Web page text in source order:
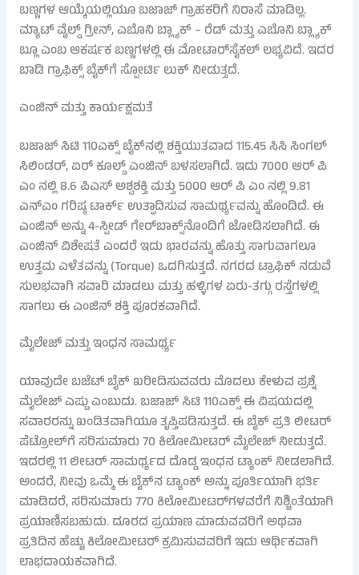
ಬಣ್ಣಗಳ ಆಯ್ಕೆಯಲ್ಲಿಯೂ ಬಜಾಜ್ ಗ್ರಾಹಕರಿಗೆ ನಿರಾಸೆ ಮಾಡಿಲ್ಲ.
ಮ್ಯಾಟ್ ವೈಲ್ಡ್ ಗ್ರೀನ್, ಎಬೊನಿ ಬ್ಲ್ಯಾಕ್ – ರೆಡ್ ಮತ್ತು ಎಬೊನಿ ಬ್ಲ್ಯಾಕ್
ಬ್ಲೂ ಎಂಬ ಆಕರ್ಷಕ ಬಣ್ಣಗಳಲ್ಲಿ ಈ ಮೋಟಾರ್‌ಸೈಕಲ್ ಲಭ್ಯವಿದೆ. ಇದರ
ಬಾಡಿ ಗ್ರಾಫಿಕ್ಸ್ ಬೈಕ್‌ಗೆ ಸ್ಪೋರ್ಟಿ ಲುಕ್ ನೀಡುತ್ತದೆ.
ಎಂಜಿನ್ ಮತ್ತು ಕಾರ್ಯಕ್ಷಮತೆ
ಬಜಾಜ್ ಸಿಟಿ 110ಎಕ್ಸ್ ಬೈಕ್‌ನಲ್ಲಿ ಶಕ್ತಿಯುತವಾದ 115.45 ಸಿಸಿ ಸಿಂಗಲ್
ಸಿಲಿಂಡರ್, ಏರ್ ಕೂಲ್ಡ್ ಎಂಜಿನ್ ಬಳಸಲಾಗಿದೆ. ಇದು 7000 ಆರ್ ಪಿ
ಎಂ ನಲ್ಲಿ 8.6 ಪಿಎಸ್ ಅಶ್ವಶಕ್ತಿ ಮತ್ತು 5000 ಆರ್ ಪಿ ಎಂ ನಲ್ಲಿ 9.81
ಎನ್ಎಂ ಗರಿಷ್ಠ ಟಾರ್ಕ್ ಉತ್ಪಾದಿಸುವ ಸಾಮರ್ಥ್ಯವನ್ನು ಹೊಂದಿದೆ. ಈ
ಎಂಜಿನ್ ಅನ್ನು 4-ಸ್ಪೀಡ್ ಗೇರ್‌ಬಾಕ್ಸ್‌ನೊಂದಿಗೆ ಜೋಡಿಸಲಾಗಿದೆ. ಈ
ಎಂಜಿನ್ ವಿಶೇಷತೆ ಎಂದರೆ ಇದು ಭಾರವನ್ನು ಹೊತ್ತು ಸಾಗುವಾಗಲೂ
ಉತ್ತಮ ಎಳೆತವನ್ನು (Torque) ಒದಗಿಸುತ್ತದೆ. ನಗರದ ಟ್ರಾಫಿಕ್ ನಡುವೆ
ಸುಲಭವಾಗಿ ಸವಾರಿ ಮಾಡಲು ಮತ್ತು ಹಳ್ಳಿಗಳ ಏರು-ತಗ್ಗು ರಸ್ತೆಗಳಲ್ಲಿ
ಸಾಗಲು ಈ ಎಂಜಿನ್ ಶಕ್ತಿ ಪೂರಕವಾಗಿದೆ.
ಮೈಲೇಜ್ ಮತ್ತು ಇಂಧನ ಸಾಮರ್ಥ್ಯ
ಯಾವುದೇ ಬಜೆಟ್ ಬೈಕ್ ಖರೀದಿಸುವವರು ಮೊದಲು ಕೇಳುವ ಪ್ರಶ್ನೆ
ಮೈಲೇಜ್ ಎಷ್ಟು ಎಂಬುದು. ಬಜಾಜ್ ಸಿಟಿ 110ಎಕ್ಸ್ ಈ ವಿಷಯದಲ್ಲಿ
ಸವಾರರನ್ನು ಖಂಡಿತವಾಗಿಯೂ ತೃಪ್ತಿಪಡಿಸುತ್ತದೆ. ಈ ಬೈಕ್ ಪ್ರತಿ ಲೀಟರ್
ಪೆಟ್ರೋಲ್‌ಗೆ ಸರಿಸುಮಾರು 70 ಕಿಲೋಮೀಟರ್ ಮೈಲೇಜ್ ನೀಡುತ್ತದೆ.
ಇದರಲ್ಲಿ 11 ಲೀಟರ್ ಸಾಮರ್ಥ್ಯದ ದೊಡ್ಡ ಇಂಧನ ಟ್ಯಾಂಕ್ ನೀಡಲಾಗಿದೆ.
ಅಂದರೆ, ನೀವು ಒಮ್ಮೆ ಈ ಬೈಕ್‌ನ ಟ್ಯಾಂಕ್ ಅನ್ನು ಪೂರ್ತಿಯಾಗಿ ಭರ್ತಿ
ಮಾಡಿದರೆ, ಸರಿಸುಮಾರು 770 ಕಿಲೋಮೀಟರ್‌ಗಳವರೆಗೆ ನಿಶ್ಚಿಂತೆಯಾಗಿ
ಪ್ರಯಾಣಿಸಬಹುದು. ದೂರದ ಪ್ರಯಾಣ ಮಾಡುವವರಿಗೆ ಅಥವಾ
ಪ್ರತಿದಿನ ಹೆಚ್ಚು ಕಿಲೋಮೀಟರ್ ಕ್ರಮಿಸುವವರಿಗೆ ಇದು ಆರ್ಥಿಕವಾಗಿ
ಲಾಭದಾಯಕವಾಗಿದೆ.